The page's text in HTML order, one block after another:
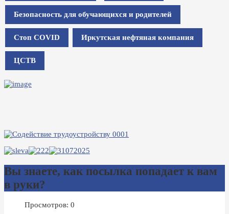
Безопасность для обучающихся и родителей
Стоп COVID Иркутская нефтяная компания
ЦСТВ
Вы знаете, как посылка попадает к вам
в руки?
Просмотров: 0